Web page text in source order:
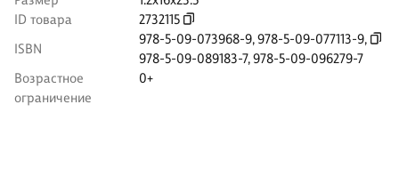
ID товара
2732115
ISBN
978-5-09-073968-9,978-5-09-077113-9,
978-5-09-089183-7,978-5-09-096279-7
Возрастное
ограничение
0+